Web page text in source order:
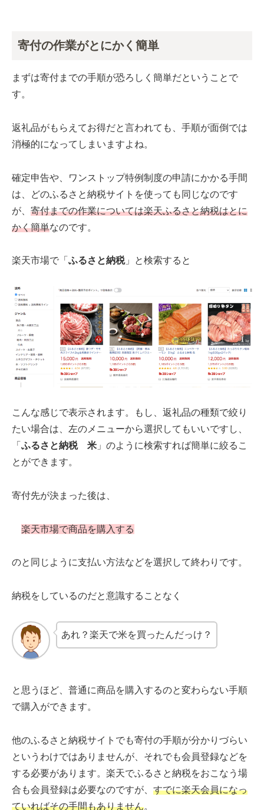
寄付の作業がとにかく簡単
まずは寄付までの手順が恐ろしく簡単だということで
す。
返礼品がもらえてお得だと言われても、手順が面倒では
消極的になってしまいますよね。
確定申告や、ワンストップ特例制度の申請にかかる手間
は、どのふるさと納税サイトを使っても同じなのです
が、 寄付までの作業については楽天ふるさと納税はとに
かく簡単なのです。
楽天市場で「 ふるさと納税」と検索すると
こんな感じで表示されます。もし、返礼品の種類で絞り
たい場合は、左のメニューから選択してもいいですし、
「 ふるさと納税 米 」のように検索すれば簡単に絞るこ
とができます。
寄付先が決まった後は、
楽天市場で商品を購入する
のと同じように支払い方法などを選択して終わりです。
納税をしているのだと意識することなく
あれ？楽天で米を買ったんだっけ？
と思うほど、普通に商品を購入するのと変わらない手順
で購入ができます。
他のふるさと納税サイトでも寄付の手順が分かりづらい
というわけではありませんが、それでも会員登録などを
する必要があります。楽天でふるさと納税をおこなう場
合も会員登録は必要なのですが、 すでに楽天会員になっ
ていればその手間もありません。